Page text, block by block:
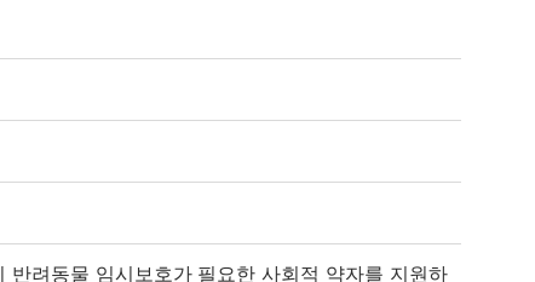
반려동물 임시보호가 필요한 사회적 약자를 지원하